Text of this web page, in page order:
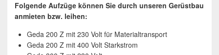
Folgende Aufzüge können Sie durch unseren Gerüstbau
anmieten bzw. leihen:
Geda 200 Z mit 230 Volt für Materialtransport
Geda 200 Z mit 400 Volt Starkstrom